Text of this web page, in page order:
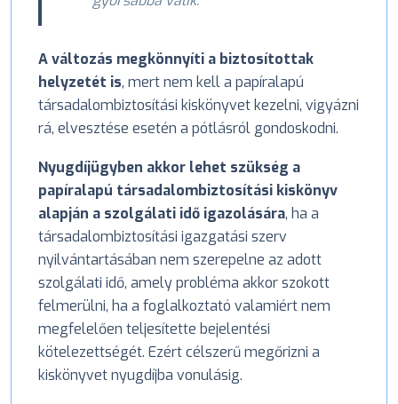
A változás megkönnyíti a biztosítottak
helyzetét is, mert nem kell a papíralapú
társadalombiztosítási kiskönyvet kezelni, vigyázni
rá, elvesztése esetén a pótlásról gondoskodni.
Nyugdíjügyben akkor lehet szükség a
papíralapú társadalombiztosítási kiskönyv
alapján a szolgálati idő igazolására, ha a
társadalombiztosítási igazgatási szerv
nyilvántartásában nem szerepelne az adott
szolgálati idő, amely probléma akkor szokott
felmerülni, ha a foglalkoztató valamiért nem
megfelelően teljesítette bejelentési
kötelezettségét. Ezért célszerű megőrizni a
kiskönyvet nyugdíjba vonulásig.